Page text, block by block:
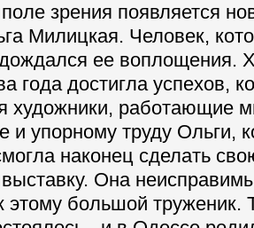
зрения появляется
Милицкая. Человек,
ее воплощения.
года достигла успехов,
художники, работающие
и упорному труду Ольги,
наконец сделать
Она
этому большой труженик.